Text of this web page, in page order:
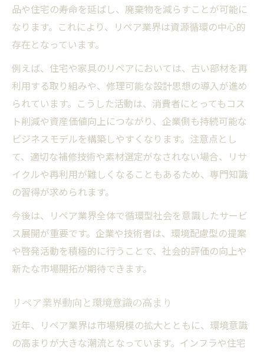
品や住宅の寿命を延ばし、廃棄物を減らすことが可能に
なります。これにより、リペア業界は資源循環の中心的
存在となっています。
例えば、住宅や家具のリペアにおいては、古い部材を再
利用する取り組みや、修理可能な設計思想の導入が進め
られています。こうした活動は、消費者にとってもコス
ト削減や資産価値向上につながり、企業側も持続可能な
ビジネスモデルを構築しやすくなります。注意点とし
て、適切な補修技術や素材選定がなされない場合、リサ
イクルや再利用が難しくなることもあるため、専門知識
の習得が求められます。
今後は、リペア業界全体で循環型社会を意識したサービ
ス展開が重要です。企業や技術者は、環境配慮型の提案
や啓発活動を積極的に行うことで、社会的評価の向上や
新たな市場開拓が期待できます。
リペア業界動向と環境意識の高まり
近年、リペア業界は市場規模の拡大とともに、環境意識
の高まりが大きな潮流となっています。インフラや住宅